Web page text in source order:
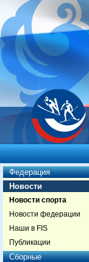
Федерация
Новости
Новости спорта
Новости федерации
Наши в FIS
Публикации
Сборные